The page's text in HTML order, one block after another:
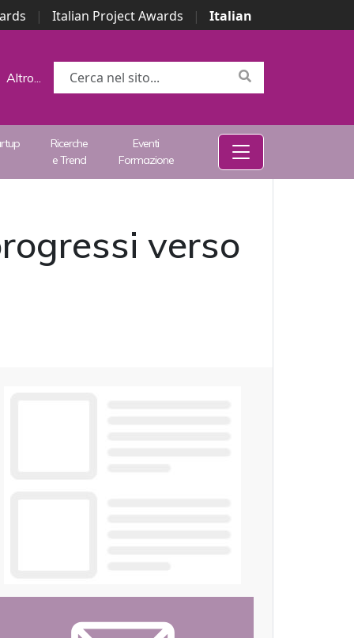
| Italian Project Awards |
Italian
Altro...
Ricerche
e Trend
Eventi
Formazione
verso